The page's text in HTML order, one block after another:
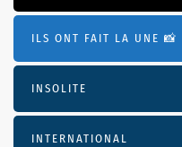
ILS ONT FAIT LA UNE 📸
INSOLITE
INTERNATIONAL